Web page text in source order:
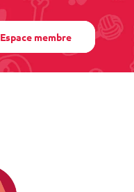
Espace membre